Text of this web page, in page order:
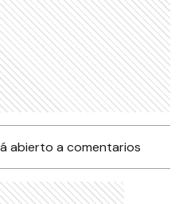
abierto a comentarios